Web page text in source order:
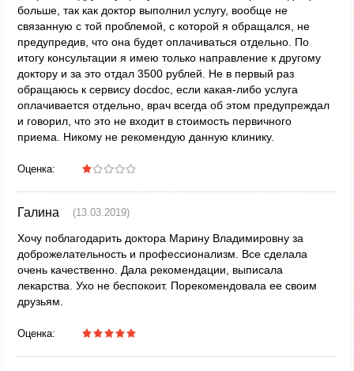
больше, так как доктор выполнил услугу, вообще не
связанную с той проблемой, с которой я обращался, не
предупредив, что она будет оплачиваться отдельно. По
итогу консультации я имею только направление к другому
доктору и за это отдал 3500 рублей. Не в первый раз
обращаюсь к сервису docdoc, если какая-либо услуга
оплачивается отдельно, врач всегда об этом предупреждал
и говорил, что это не входит в стоимость первичного
приема. Никому не рекомендую данную клинику.
Оценка:
Галина (13.03.2019)
Хочу поблагодарить доктора Марину Владимировну за
доброжелательность и профессионализм. Все сделала
очень качественно. Дала рекомендации, выписала
лекарства. Ухо не беспокоит. Порекомендовала ее своим
друзьям.
Оценка: